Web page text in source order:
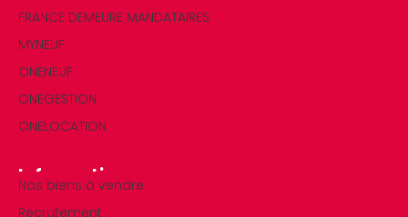
FRANCE DEMEURE MANDATAIRES
MYNEUF
ONENEUF
ONEGESTION
ONELOCATION
Informations
Nos biens à vendre
Recrutement